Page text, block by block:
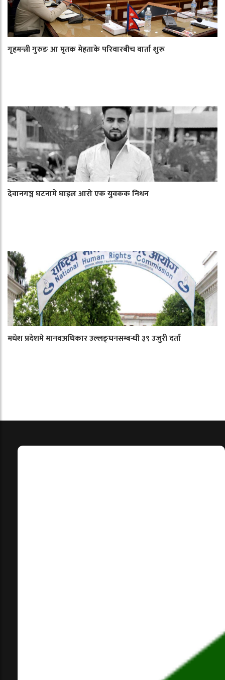
गृहमन्त्री गुरुङ आ मृतक मेहताके परिवारबीच वार्ता शुरू
देवानगञ्ज घटनामे घाइल आरो एक युवकक निधन
मधेश प्रदेशमे मानवअधिकार उल्लङ्घनसम्बन्धी ३९ उजुरी दर्ता